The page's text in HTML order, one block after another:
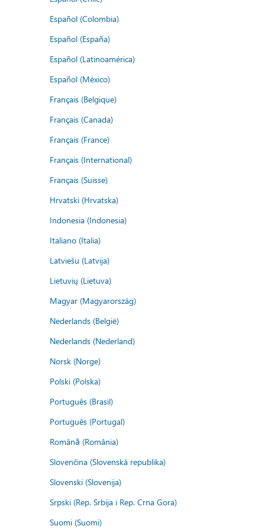
Español (Colombia)
Español (España)
Español (Latinoamérica)
Español (México)
Français (Belgique)
Français (Canada)
Français (France)
Français (International)
Français (Suisse)
Hrvatski (Hrvatska)
Indonesia (Indonesia)
Italiano (Italia)
Latviešu (Latvija)
Lietuvių (Lietuva)
Magyar (Magyarország)
Nederlands (België)
Nederlands (Nederland)
Norsk (Norge)
Polski (Polska)
Português (Brasil)
Português (Portugal)
Română (România)
Slovenčina (Slovenská republika)
Slovenski (Slovenija)
Srpski (Rep. Srbija i Rep. Crna Gora)
Suomi (Suomi)